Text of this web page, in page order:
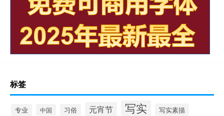
标签
专业 中国 习俗 元宵节 写实 写实素描